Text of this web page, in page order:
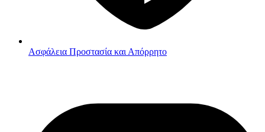
Ασφάλεια Προστασία και Απόρρητο